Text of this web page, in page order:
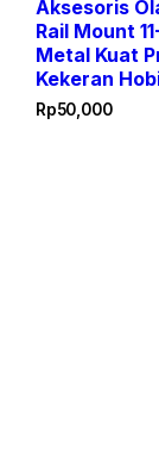
Aksesoris
Rail Mount
Metal Kuat
Kekeran
Rp50,000